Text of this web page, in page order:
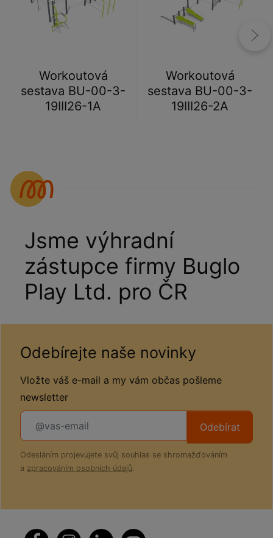
Workoutová
sestava BU-00-3-
19III26-1A
Workoutová
sestava BU-00-3-
19III26-2A
Jsme výhradní
zástupce firmy Buglo
Play Ltd. pro ČR
Odebírejte naše novinky
Vložte váš e-mail a my vám občas pošleme
newsletter
Odebírat
Odesláním projevujete svůj souhlas se shromažďováním
a zpracováním osobních údajů.